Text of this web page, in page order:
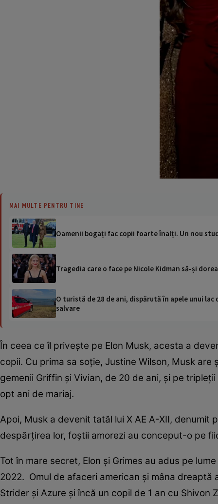
MAI MULTE PENTRU TINE
Oamenii bogați fac copii foarte înalți. Un nou
Tragedia care o face pe Nicole Kidman să-și
O turistă de 28 de ani, dispărută în apele unui
salvare
În ceea ce îl privește pe Elon Musk, acesta a
copii. Cu prima sa soție, Justine Wilson, Musk
gemenii Griffin și Vivian, de 20 de ani, și pe
opt ani de mariaj.
Apoi, Musk a devenit tatăl lui X AE A-XII,
despărțirea lor, foștii amorezi au conceput-o pe
Tot în mare secret, Elon și Grimes au adus pe
2022. Omul de afaceri american și mâna dreaptă
Strider și Azure și încă un copil de 1 an cu Shivon